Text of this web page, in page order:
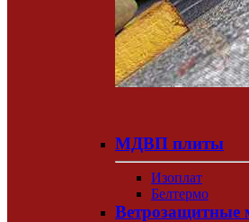
МДВП плиты
Изоплат
Белтермо
Ветрозащитные